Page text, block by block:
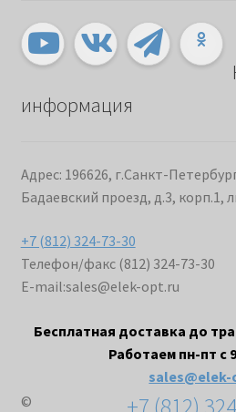
информация
Адрес: 196626, г.Санкт-
Бадаевский проезд, д.3, корп.1,
+7 (812) 324-73-30
Телефон/факс (812) 324-73-30
E-mail:sales@elek-opt.ru
Бесплатная доставка до
Работаем пн-пт с
+7 (812)
©